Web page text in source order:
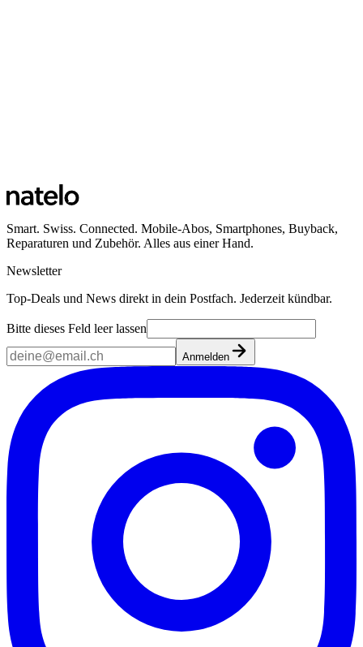
Smart. Swiss. Connected. Mobile-Abos, Smartphones, Buyback,
Reparaturen und Zubehör. Alles aus einer Hand.
Newsletter
Top-Deals und News direkt in dein Postfach. Jederzeit kündbar.
Bitte dieses Feld leer lassen
Anmelden